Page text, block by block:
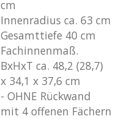
cm
Innenradius ca. 63 cm
Gesamttiefe 40 cm
Fachinnenmaß.
BxHxT ca. 48,2 (28,7)
x 34,1 x 37,6 cm
- OHNE Rückwand
mit 4 offenen Fächern